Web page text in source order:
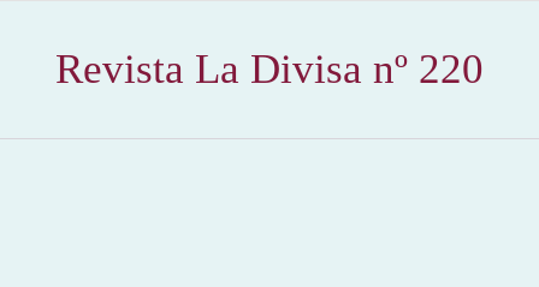
Revista La Divisa nº 220